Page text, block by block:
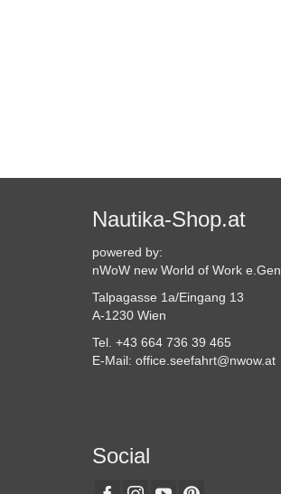
Nautika-Shop.at
powered by:
nWoW new World of Work e.Gen.
Talpagasse 1a/Eingang 13
A-1230 Wien
Tel. +43 664 736 39 465
E-Mail: office.seefahrt@nwow.at
Social